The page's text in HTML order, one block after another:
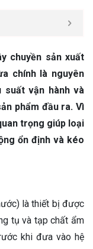
chuyền sản xuất
chính là nguyên
suất vận hành và
phẩm đầu ra. Vì
trọng giúp loại
ổn định và kéo
là thiết bị được
tụ và tạp chất ẩm
khi đưa vào hệ